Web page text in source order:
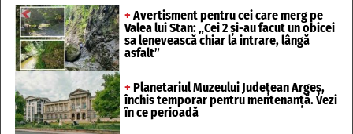
+ Avertisment pentru cei care merg pe
Valea lui Stan: „Cei 2 și-au facut un obicei
sa lenevească chiar la intrare, lângă
asfalt”
+ Planetariul Muzeului Județean Argeș,
închis temporar pentru mentenanță. Vezi
în ce perioadă